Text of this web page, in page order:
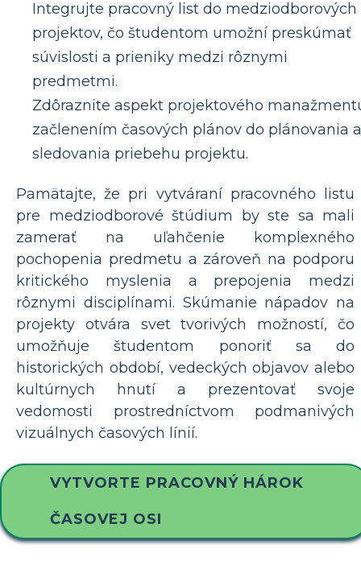
Integrujte pracovný list do medziodborových
projektov, čo študentom umožní preskúmať
súvislosti a prieniky medzi rôznymi
predmetmi.
Zdôraznite aspekt projektového
začlenením časových plánov do plánovania a
sledovania priebehu projektu.
Pamätajte, že pri vytváraní pracovného listu
pre medziodborové štúdium by ste sa mali
zamerať na uľahčenie komplexného
pochopenia predmetu a zároveň na podporu
kritického myslenia a prepojenia medzi
rôznymi disciplínami. Skúmanie nápadov na
projekty otvára svet tvorivých možností, čo
umožňuje študentom ponoriť sa do
historických období, vedeckých objavov alebo
kultúrnych hnutí a prezentovať svoje
vedomosti prostredníctvom podmanivých
vizuálnych časových línií.
VYTVORTE PRACOVNÝ HÁROK
ČASOVEJ OSI